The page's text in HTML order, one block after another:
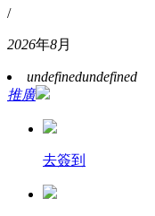
/
2026年8月
undefinedundefined
推廣
去簽到